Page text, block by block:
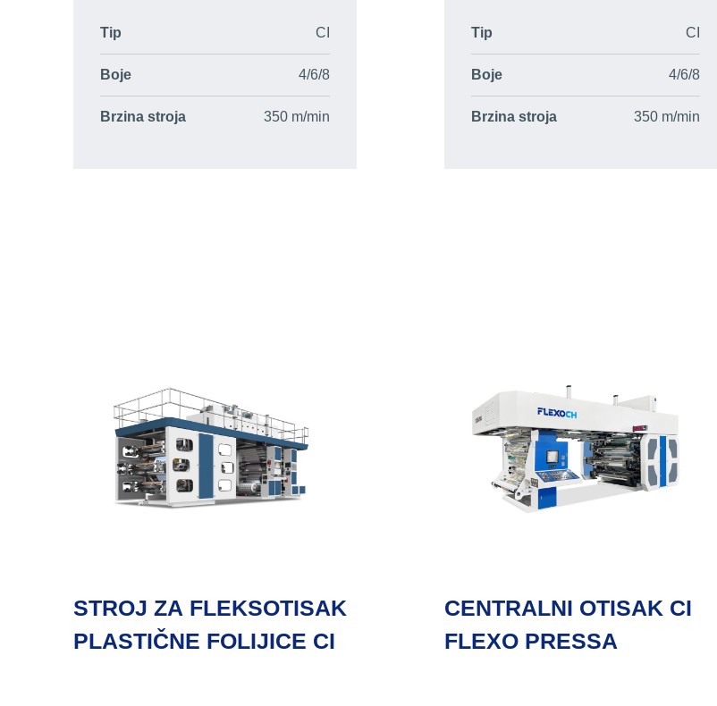
Tip CI
Boje 4/6/8
Brzina stroja 350 m/min
Tip CI
Boje 4/6/8
Brzina stroja 350 m/min
STROJ ZA FLEKSOTISAK
PLASTIČNE FOLIJICE CI
CENTRALNI OTISAK CI
FLEXO PRESSA